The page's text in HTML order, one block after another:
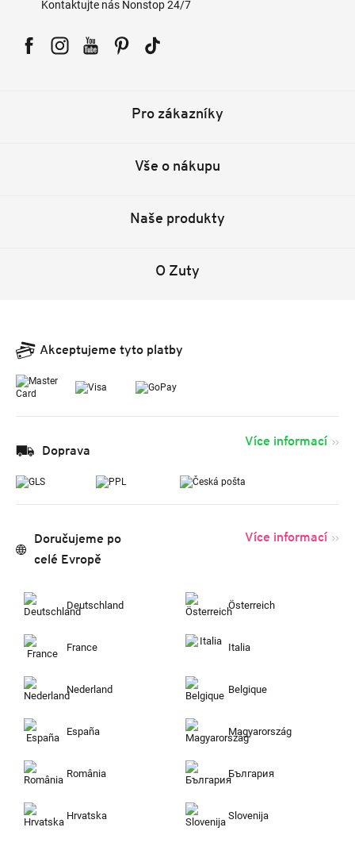
Kontaktujte nás Nonstop 24/7
Pro zákazníky
Vše o nákupu
Naše produkty
O Zuty
Akceptujeme tyto platby
Doprava
Více informací
Doručujeme po
celé Evropě
Více informací
Deutschland Österreich
France Italia
Nederland Belgique
España Magyarország
România България
Hrvatska Slovenija